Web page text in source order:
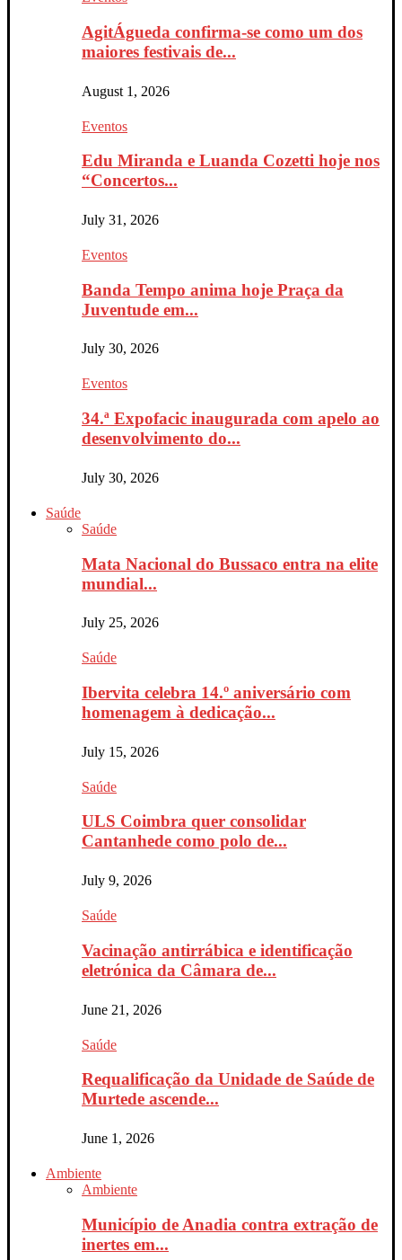
AgitÁgueda confirma-se como um dos
maiores festivais de...
August 1, 2026
Eventos
Edu Miranda e Luanda Cozetti hoje nos
“Concertos...
July 31, 2026
Eventos
Banda Tempo anima hoje Praça da
Juventude em...
July 30, 2026
Eventos
34.ª Expofacic inaugurada com apelo ao
desenvolvimento do...
July 30, 2026
Saúde
Saúde
Mata Nacional do Bussaco entra na elite
mundial...
July 25, 2026
Saúde
Ibervita celebra 14.º aniversário com
homenagem à dedicação...
July 15, 2026
Saúde
ULS Coimbra quer consolidar
Cantanhede como polo de...
July 9, 2026
Saúde
Vacinação antirrábica e identificação
eletrónica da Câmara de...
June 21, 2026
Saúde
Requalificação da Unidade de Saúde de
Murtede ascende...
June 1, 2026
Ambiente
Ambiente
Município de Anadia contra extração de
inertes em...